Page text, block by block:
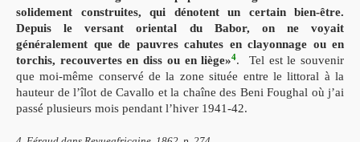
solidement construites, qui dénotent un certain bien-être.
Depuisle versant oriental du Babor, on ne voyait
généralement que de pauvres cahutes en clayonnage ou en
torchis, recouvertes en diss ou en liège»4. Tel est le souvenir
quemoi-même conservé de la zone située entre le littoral à la
hauteur de l’îlot de Cavallo et la chaîne des Beni Foughal où j’ai
passé plusieurs mois pendant l’hiver 1941-42.